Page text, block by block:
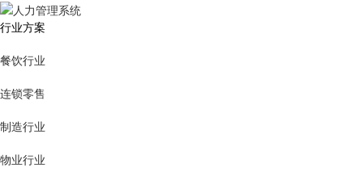
行业方案
餐饮行业
连锁零售
制造行业
物业行业